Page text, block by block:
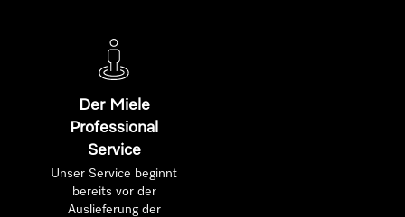
Der Miele
Professional
Service
Unser Service beginnt
bereits vor der
Auslieferung der